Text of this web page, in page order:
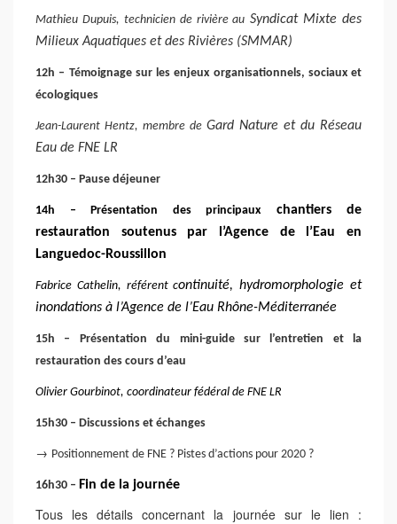
Mathieu Dupuis, technicien de rivière au Syndicat Mixte des
Milieux Aquatiques et des Rivières (SMMAR)
12h – Témoignage sur les enjeux organisationnels, sociaux et
écologiques
Jean-Laurent Hentz, membre de Gard Nature et du Réseau
Eau de FNE LR
12h30 – Pause déjeuner
14h – Présentation des principauxchantiers de
restauration soutenus par l’Agence de l’Eau en
Languedoc-Roussillon
Fabrice Cathelin, référent continuité, hydromorphologie et
inondations à l’Agence de l’Eau Rhône-Méditerranée
15h – Présentation du mini-guide sur l’entretien et la
restauration des cours d’eau
Olivier Gourbinot, coordinateur fédéral de FNE LR
15h30 – Discussions et échanges
→ Positionnement de FNE ? Pistes d’actions pour 2020 ?
16h30 – Fin de la journée
Tous les détails concernant la journée sur le lien :